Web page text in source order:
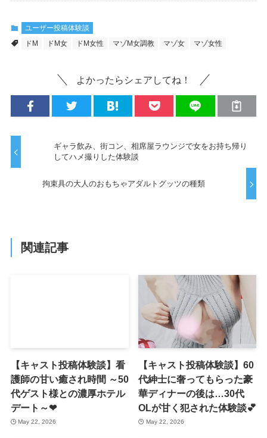
ユーザー投稿体験談
ドM
ドM女 ドM女性 マゾM女調教 マゾ女 マゾ女性
よかったらシェアしてね！
ギャラ飲み、街コン、相席屋ラウンジで女をお持ち帰り
してハメ撮りした体験談
拘束具の大人のおもちゃアダルトグッツの種類
関連記事
【キャスト投稿体験談】看
護師の甘い癒され時間 ～50
代ゲスト様との濃厚ホテル
デート～❤
May 22, 2026
【キャスト投稿体験談】60
代紳士に奢ってもらった豪
華ディナーの後は…30代
OLが甘く犯された体験談💕
May 22, 2026